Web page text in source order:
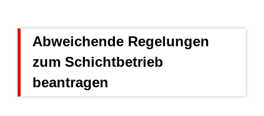
Abweichende Regelungen
zum Schichtbetrieb
beantragen